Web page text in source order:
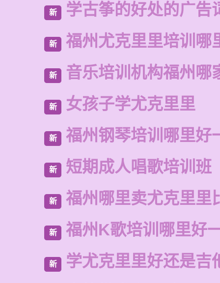
新 学古筝的好处的广告
新 福州尤克里里培训哪
新 音乐培训机构福州哪
新 女孩子学尤克里里
新 福州钢琴培训哪里好
新 短期成人唱歌培训班
新 福州哪里卖尤克里里
新 福州K歌培训哪里好
新 学尤克里里好还是吉